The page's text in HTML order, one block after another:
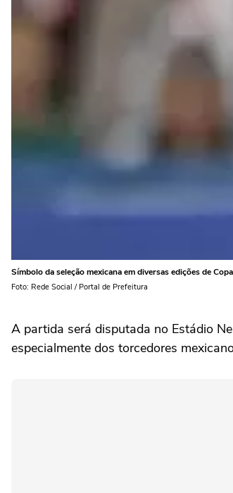
Símbolo da seleção mexicana em diversas edições de
Foto: Rede Social / Portal de Prefeitura
A partida será disputada no Estádio
especialmente dos torcedores